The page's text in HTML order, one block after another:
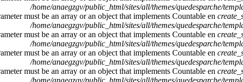
/home/anaegzgv/public_html/sites/all/themes/quedesparche/
must be an array or an object that implements Countable en
/home/anaegzgv/public_html/sites/all/themes/quedesparche/
must be an array or an object that implements Countable en
/home/anaegzgv/public_html/sites/all/themes/quedesparche/
must be an array or an object that implements Countable en
/home/anaegzgv/public_html/sites/all/themes/quedesparche/
must be an array or an object that implements Countable en
/home/anaegzgv/public_html/sites/all/themes/quedesparche/